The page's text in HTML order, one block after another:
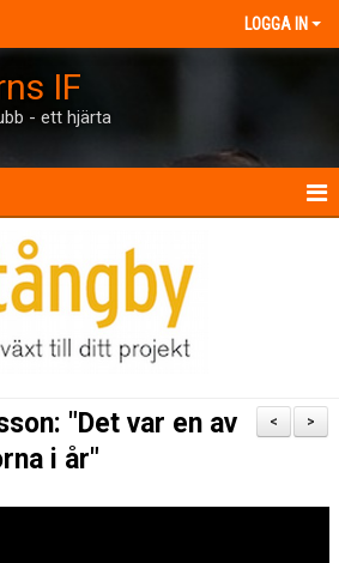
LOGGA IN
IF
- ett hjärta
>
<
"Det var en av
i år"